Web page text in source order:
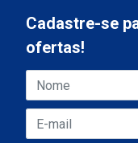
Cadastre-se
ofertas!